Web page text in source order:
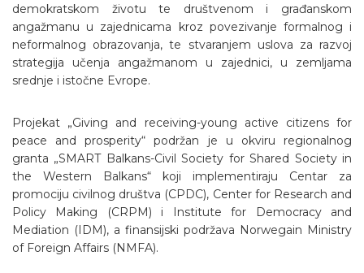
demokratskom životu te društvenom i građanskom
angažmanu u zajednicama kroz povezivanje formalnog i
neformalnog obrazovanja, te stvaranjem uslova za razvoj
strategija učenja angažmanom u zajednici, u zemljama
srednje i istočne Evrope.
Projekat „Giving and receiving-young active citizens for
peace and prosperity“ podržan je u okviru regionalnog
granta „SMART Balkans-Civil Society for Shared Society in
the Western Balkans“ koji implementiraju Centar za
promociju civilnog društva (CPDC), Center for Research and
Policy Making (CRPM) i Institute for Democracy and
Mediation (IDM), a finansijski podržava Norwegain Ministry
of Foreign Affairs (NMFA).